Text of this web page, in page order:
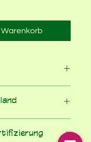
Warenkorb